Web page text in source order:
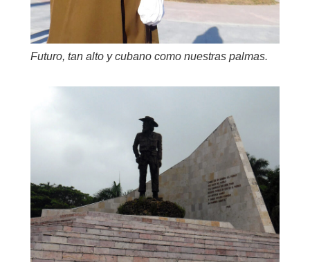
Futuro, tan alto y cubano como nuestras palmas.